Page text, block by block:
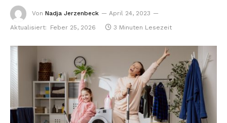
Von Nadja Jerzenbeck
April 24, 2023
Aktualisiert:
Feber 25, 2026 3 Minuten Lesezeit